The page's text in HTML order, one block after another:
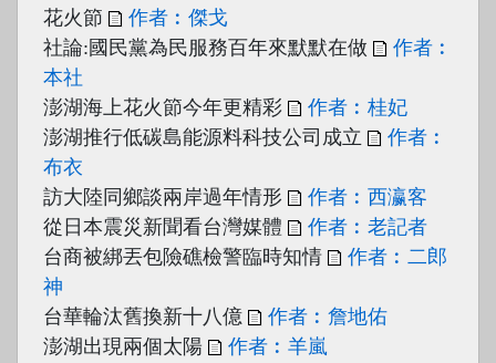
花火節
作者︰傑戈
社論:國民黨為民服務百年來默默在做
作者︰
本社
澎湖海上花火節今年更精彩
作者︰桂妃
澎湖推行低碳島能源料科技公司成立
作者︰
布衣
訪大陸同鄉談兩岸過年情形
作者︰西瀛客
從日本震災新聞看台灣媒體
作者︰老記者
台商被綁丟包險礁檢警臨時知情
作者︰二郎
神
台華輪汰舊換新十八億
作者︰詹地佑
澎湖出現兩個太陽
作者︰羊嵐